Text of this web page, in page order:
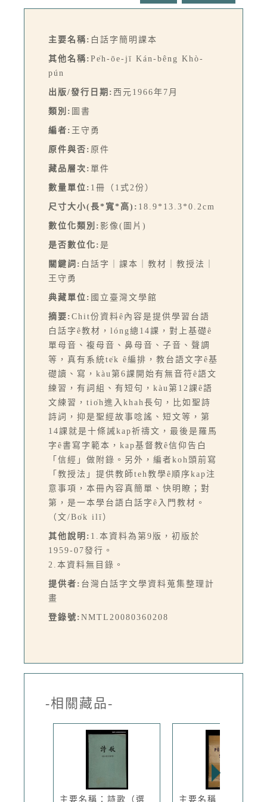
主要名稱: 白話字簡明課本
其他名稱: Pe̍h-ōe-jī Kán-bêng Khò-
pún
出版/發行日期: 西元1966年7月
類別: 圖書
編者: 王守勇
原件與否: 原件
藏品層次: 單件
數量單位: 1冊（1式2份）
尺寸大小(長*寬*高): 18.9*13.3*0.2cm
數位化類別: 影像(圖片)
是否數位化: 是
關鍵詞: 白話字｜課本｜教材｜教授法｜
王守勇
典藏單位: 國立臺灣文學館
摘要: Chit份資料ê內容是提供學習台語
白話字ê教材，lóng總14課，對上基礎ê
單母音、複母音、鼻母音、子音、聲調
等，真有系統te̍k ê編排，教台語文字ê基
礎讀、寫，kàu第6課開始有無音符ê語文
練習，有詞組、有短句，kàu第12課ê語
文練習，tio̍h進入khah長句，比如聖詩
詩詞，抑是聖經故事唸謠、短文等，第
14課就是十條誡kap祈禱文，最後是羅馬
字ê書寫字範本，kap基督教ê信仰告白
「信經」做附錄。另外，編者koh頭前寫
「教授法」提供教師teh教學ê順序kap注
意事項，本冊內容真簡單、快明瞭；對
第，是一本學台語白話字ê入門教材。
（文/Bo̍k ilī）
其他說明: 1.本資料為第9版，初版於
1959-07發行。
2.本資料無目錄。
提供者: 台灣白話字文學資料蒐集整理計
畫
登錄號: NMTL20080360208
-相關藏品-
主要名稱：詩歌（選 主要名稱：PÔE-